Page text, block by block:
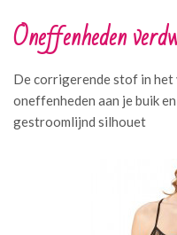
Oneffenheden
De corrigerende stof in het
oneffenheden aan je buik
gestroomlijnd silhouet